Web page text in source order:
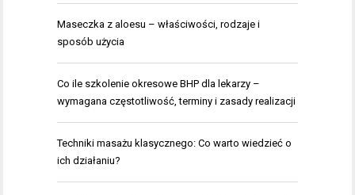
Maseczka z aloesu – właściwości, rodzaje i
sposób użycia
Co ile szkolenie okresowe BHP dla lekarzy –
wymagana częstotliwość, terminy i zasady realizacji
Techniki masażu klasycznego: Co warto wiedzieć o
ich działaniu?